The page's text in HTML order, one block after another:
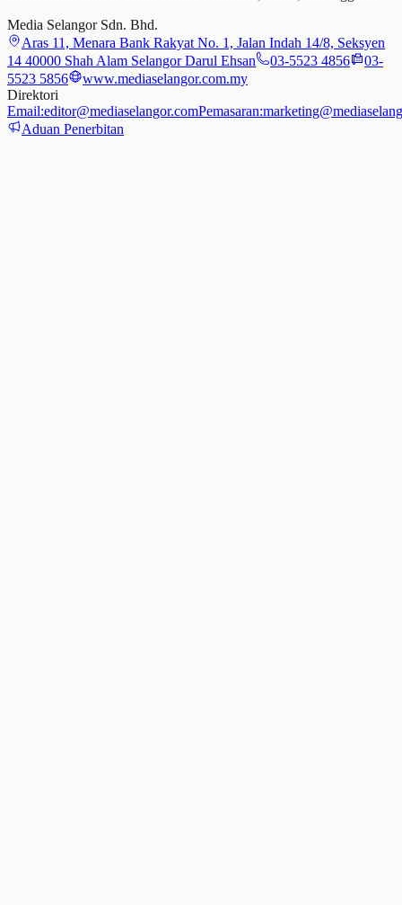
Media Selangor Sdn. Bhd.
Aras 11, Menara Bank Rakyat No. 1, Jalan Indah 14/8, Seksyen
14 40000 Shah Alam Selangor Darul Ehsan
03-5523 4856
03-
5523 5856
www.mediaselangor.com.my
Direktori
Email:editor@mediaselangor.comPemasaran:
Aduan Penerbitan